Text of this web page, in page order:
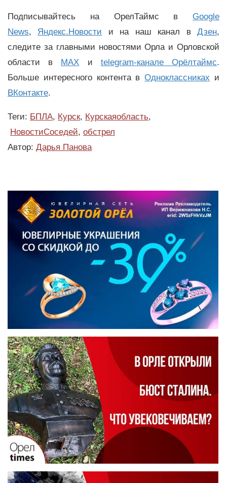
Подписывайтесь на ОрелТаймс в Google
News, Яндекс.Новости и на наш канал вДзен,
следите за главными новостями Орла и Орловской
области в MAX и telegram-канале Орёлтаймс.
Больше интересного контента вОдноклассниках и
ВКонтакте.
Теги: БПЛА, Курск, Курскаяобласть,
НовостиСоседей, обстрел
Автор: Дарья Панова